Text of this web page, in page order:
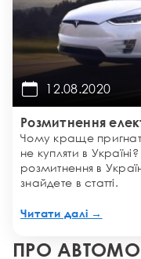
12.08.2020
Розмитнення
Чому краще
не купляти в
розмитнення в
знайдете в статті.
Читати далі →
ПРО